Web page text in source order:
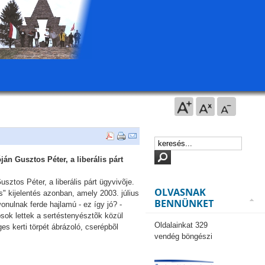
Gusztos Péter, a liberális párt
Péter, a liberális párt ügyvivõje.
kijelentés azonban, amely 2003. július
ferde hajlamú - ez így jó? -
lettek a sertéstenyésztõk közül
kerti törpét ábrázoló, cserépbõl
OLVASNAK
BENNÜNKET
Oldalainkat 329
vendég böngészi